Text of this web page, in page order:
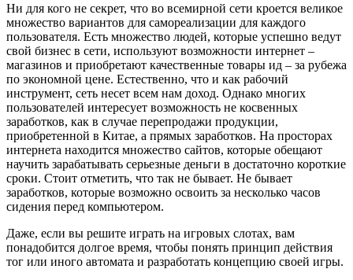
Ни для кого не секрет, что во всемирной сети кроется великое
множество вариантов для самореализации для каждого
пользователя. Есть множество людей, которые успешно ведут
свой бизнес в сети, используют возможности интернет –
магазинов и приобретают качественные товары ид – за рубежа
по экономной цене. Естественно, что и как рабочий
инструмент, сеть несет всем нам доход. Однако многих
пользователей интересует возможность не косвенных
заработков, как в случае перепродажи продукции,
приобретенной в Китае, а прямых заработков. На просторах
интернета находится множество сайтов, которые обещают
научить зарабатывать серьезные деньги в достаточно короткие
сроки. Стоит отметить, что так не бывает. Не бывает
заработков, которые возможно освоить за несколько часов
сидения перед компьютером.
Даже, если вы решите играть на игровых слотах, вам
понадобится долгое время, чтобы понять принцип действия
тог или иного автомата и разработать концепцию своей игры.